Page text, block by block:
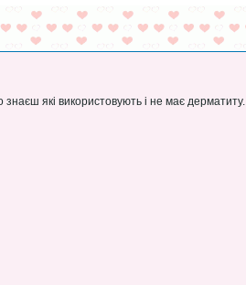
які використовують і не має дерматиту.